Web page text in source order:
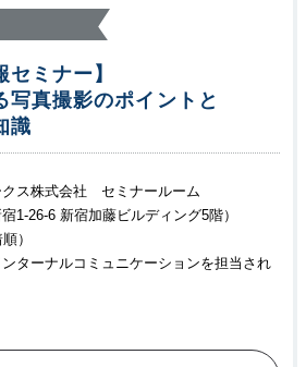
ミナー】
写真撮影のポイントと
識
クス株式会社 セミナールーム
宿1-26-6 新宿加藤ビルディング5階）
）
ターナルコミュニケーションを担当され